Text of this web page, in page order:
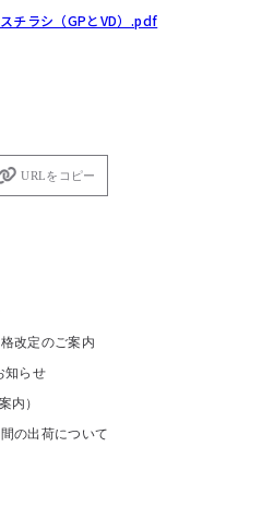
チラシ（GPとVD）.pdf
URLをコピー
改定のご案内
知らせ
内）
の出荷について